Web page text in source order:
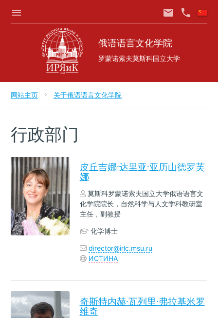
phone
email
menu
俄语语言文化学院
罗蒙诺索夫莫斯科国立大学
网站主页 chevron_right 关于俄语语言文化学院
行政部门
皮丘吉娜·达里亚·亚历山德罗芙
娜
莫斯科罗蒙诺索夫国立大学俄语语言文
化学院院长，自然科学与人文学科教研室
主任，副教授
化学博士
director@irlc.msu.ru
ИСТИНА
奇斯特内赫·瓦列里·弗拉基米罗
维奇